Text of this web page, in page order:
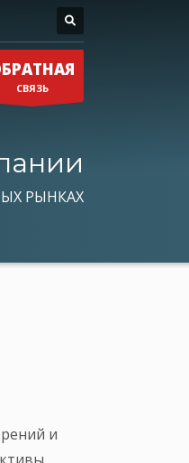
СВЯЗЬ
РЫНКАХ
и